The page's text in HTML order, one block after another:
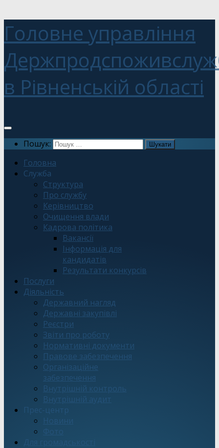
Головне управління
в Рівненській області
Пошук:
Головна
Служба
Структура
Про службу
Керівництво
Очищення влади
Кадрова політика
Вакансії
Інформація для
кандидатів
Результати конкурсів
Послуги
Діяльність
Державний нагляд
Державні закупівлі
Реєстри
Звіти про роботу
Нормативні документи
Правове забезпечення
Організаційне
забезпечення
Внутрішній контроль
Внутрішній аудит
Прес-центр
Новини
Фото
Для громадськості